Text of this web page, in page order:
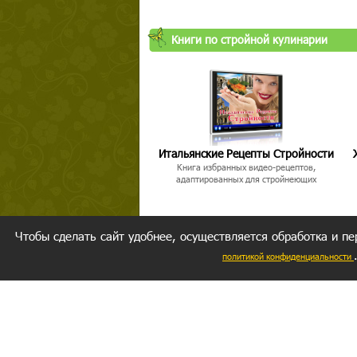
Книги по стройной кулинарии
Итальянские Рецепты Стройности
Книга избранных видео-рецептов,
адаптированных для стройнеющих
Чтобы сделать сайт удобнее, осуществляется обработка и
политикой конфиденциальности